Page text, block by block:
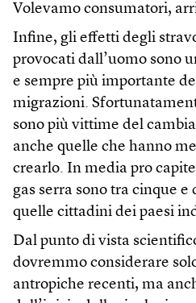
Volevamo consumatori,
Infine, gli effetti degli
provocati dall’uomo sono
e sempre più importante
migrazioni.
sono più vittime del
anche quelle che hanno
crearlo. In media pro
gas serra sono tra cinque
quelle cittadini dei paesi
Dal punto di vista
dovremmo considerare
antropiche recenti, ma